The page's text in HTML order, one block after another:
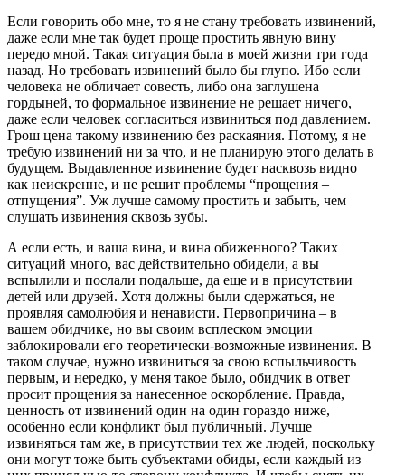
Если говорить обо мне, то я не стану требовать извинений,
даже если мне так будет проще простить явную вину
передо мной. Такая ситуация была в моей жизни три года
назад. Но требовать извинений было бы глупо. Ибо если
человека не обличает совесть, либо она заглушена
гордыней, то формальное извинение не решает ничего,
даже если человек согласиться извиниться под давлением.
Грош цена такому извинению без раскаяния. Потому, я не
требую извинений ни за что, и не планирую этого делать в
будущем. Выдавленное извинение будет насквозь видно
как неискренне, и не решит проблемы “прощения –
отпущения”. Уж лучше самому простить и забыть, чем
слушать извинения сквозь зубы.
А если есть, и ваша вина, и вина обиженного? Таких
ситуаций много, вас действительно обидели, а вы
вспылили и послали подальше, да еще и в присутствии
детей или друзей. Хотя должны были сдержаться, не
проявляя самолюбия и ненависти. Первопричина – в
вашем обидчике, но вы своим всплеском эмоции
заблокировали его теоретически-возможные извинения. В
таком случае, нужно извиниться за свою вспыльчивость
первым, и нередко, у меня такое было, обидчик в ответ
просит прощения за нанесенное оскорбление. Правда,
ценность от извинений один на один гораздо ниже,
особенно если конфликт был публичный. Лучше
извиняться там же, в присутствии тех же людей, поскольку
они могут тоже быть субъектами обиды, если каждый из